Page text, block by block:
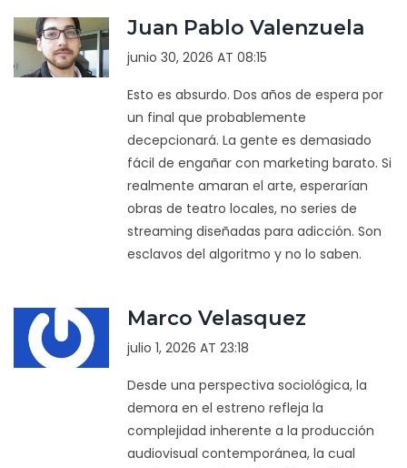
Juan Pablo Valenzuela
junio 30, 2026 AT 08:15
Esto es absurdo. Dos años de espera por
un final que probablemente
decepcionará. La gente es demasiado
fácil de engañar con marketing barato. Si
realmente amaran el arte, esperarían
obras de teatro locales, no series de
streaming diseñadas para adicción. Son
esclavos del algoritmo y no lo saben.
Marco Velasquez
julio 1, 2026 AT 23:18
Desde una perspectiva sociológica, la
demora en el estreno refleja la
complejidad inherente a la producción
audiovisual contemporánea, la cual